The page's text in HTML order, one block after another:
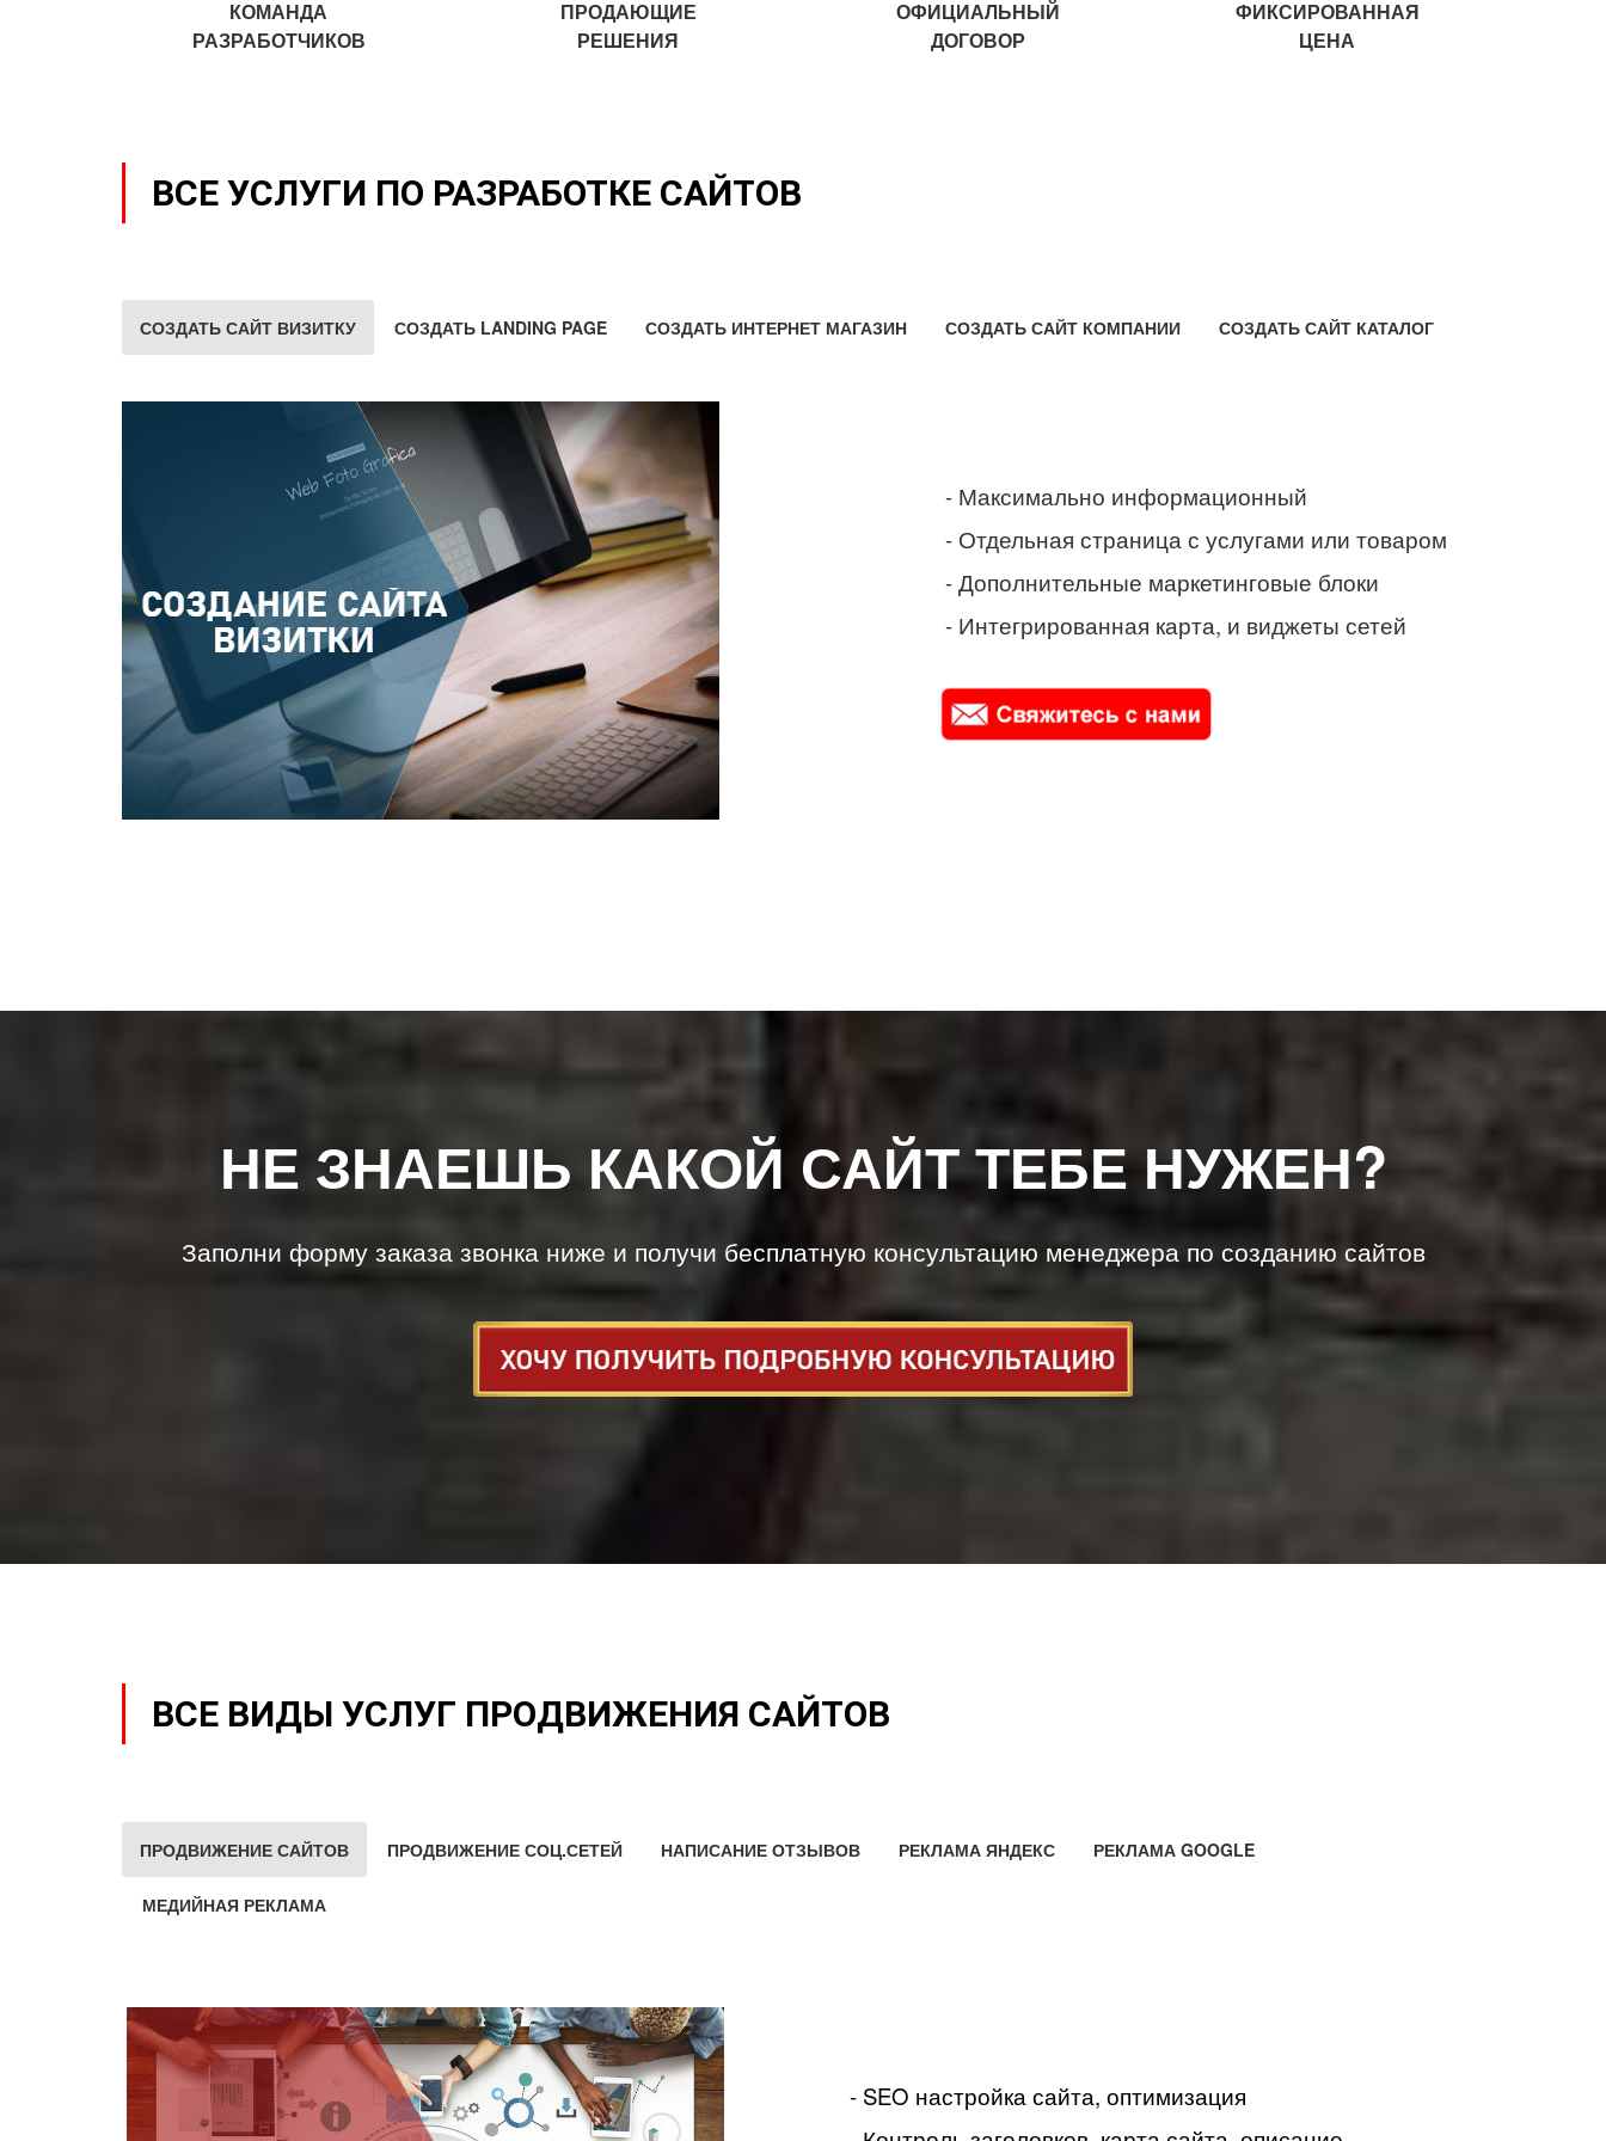
КОМАНДА
РАЗРАБОТЧИКОВ
ПРОДАЮЩИЕ
РЕШЕНИЯ
ОФИЦИАЛЬНЫЙ
ДОГОВОР
ФИКСИРОВАННАЯ
ЦЕНА
ВСЕ УСЛУГИ ПО РАЗРАБОТКЕ САЙТОВ
СОЗДАТЬ САЙТ ВИЗИТКУ СОЗДАТЬ LANDING PAGE СОЗДАТЬ ИНТЕРНЕТ МАГАЗИН СОЗДАТЬ САЙТ КОМПАНИИ СОЗДАТЬ САЙТ КАТАЛОГ
- Максимально информационный
- Отдельная страница с услугами или товаром
- Дополнительные маркетинговые блоки
- Интегрированная карта, и виджеты сетей
НЕ ЗНАЕШЬ КАКОЙ САЙТ ТЕБЕ НУЖЕН?
Заполни форму заказа звонка ниже и получи бесплатную консультацию менеджера по созданию сайтов
ВСЕ ВИДЫ УСЛУГ ПРОДВИЖЕНИЯ САЙТОВ
ПРОДВИЖЕНИЕ САЙТОВ ПРОДВИЖЕНИЕ СОЦ.СЕТЕЙ НАПИСАНИЕ ОТЗЫВОВ РЕКЛАМА ЯНДЕКС РЕКЛАМА GOOGLE
МЕДИЙНАЯ РЕКЛАМА
- SEO настройка сайта, оптимизация